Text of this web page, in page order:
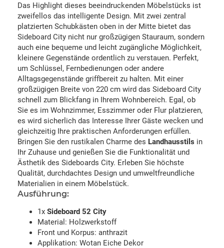
Das Highlight dieses beeindruckenden Möbelstücks ist
zweifellos das intelligente Design. Mit zwei zentral
platzierten Schubkästen oben in der Mitte bietet das
Sideboard City nicht nur großzügigen Stauraum, sondern
auch eine bequeme und leicht zugängliche Möglichkeit,
kleinere Gegenstände ordentlich zu verstauen. Perfekt,
um Schlüssel, Fernbedienungen oder andere
Alltagsgegenstände griffbereit zu halten. Mit einer
großzügigen Breite von 220 cm wird das Sideboard City
schnell zum Blickfang in Ihrem Wohnbereich. Egal, ob
Sie es im Wohnzimmer, Esszimmer oder Flur platzieren,
es wird sicherlich das Interesse Ihrer Gäste wecken und
gleichzeitig Ihre praktischen Anforderungen erfüllen.
Bringen Sie den rustikalen Charme des Landhausstils in
Ihr Zuhause und genießen Sie die Funktionalität und
Ästhetik des Sideboards City. Erleben Sie höchste
Qualität, durchdachtes Design und umweltfreundliche
Materialien in einem Möbelstück.
Ausführung:
1x Sideboard 52 City
Material: Holzwerkstoff
Front und Korpus: anthrazit
Applikation: Wotan Eiche Dekor